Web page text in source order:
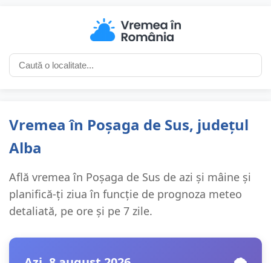
Vremea în Poșaga de Sus, județul
Alba
Află vremea în Poșaga de Sus de azi și mâine și
planifică-ți ziua în funcție de prognoza meteo
detaliată, pe ore și pe 7 zile.